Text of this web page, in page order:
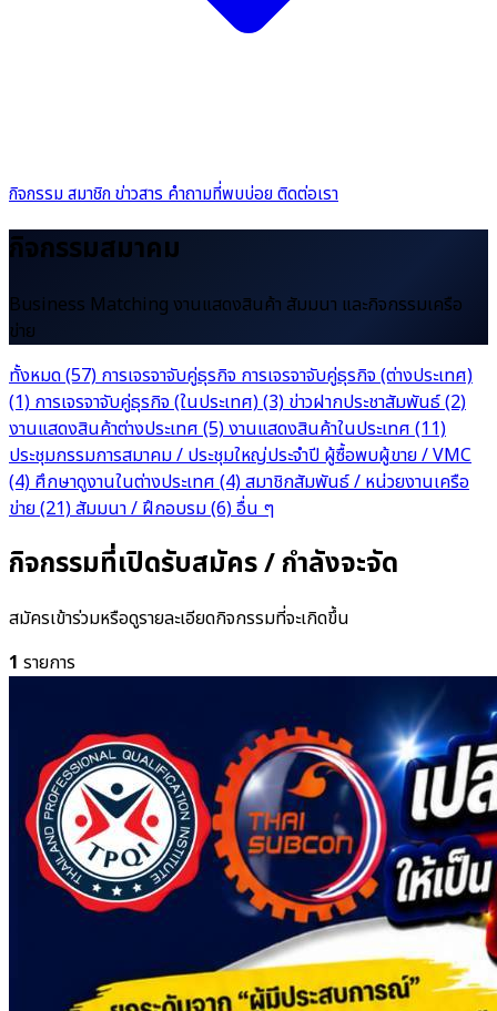
กิจกรรมสมาชิกข่าวสารคำถามที่พบบ่อยติดต่อเรา
กิจกรรมสมาคม
Business Matching งานแสดงสินค้า สัมมนา และกิจกรรมเครือ
ข่าย
ทั้งหมด(57) การเจรจาจับคู่ธุรกิจ การเจรจาจับคู่ธุรกิจ (ต่างประเทศ)
(1) การเจรจาจับคู่ธุรกิจ (ในประเทศ)(3) ข่าวฝากประชาสัมพันธ์(2)
งานแสดงสินค้าต่างประเทศ (5)งานแสดงสินค้าในประเทศ (11)
ประชุมกรรมการสมาคม / ประชุมใหญ่ประจำปี ผู้ซื้อพบผู้ขาย / VMC
(4) ศึกษาดูงานในต่างประเทศ (4)สมาชิกสัมพันธ์ / หน่วยงานเครือ
ข่าย(21)สัมมนา / ฝึกอบรม(6)อื่น ๆ
กิจกรรมที่เปิดรับสมัคร / กำลังจะจัด
สมัครเข้าร่วมหรือดูรายละเอียดกิจกรรมที่จะเกิดขึ้น
1 รายการ